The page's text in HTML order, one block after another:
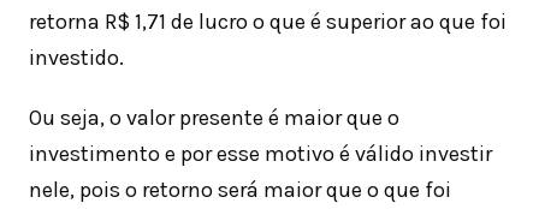
retorna R$ 1,71 de lucro o que é superior ao que foi
investido.
Ou seja, o valor presente é maior que o
investimento e por esse motivo é válido investir
nele, pois o retorno será maior que o que foi